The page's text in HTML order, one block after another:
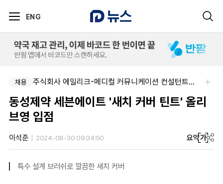
ENG
채용 주식회사 에일리크-메디컬 커뮤니케이션 컨설턴트(Associate) / 메디컬라이터 채용
동성제약 세븐에이트 '새치 커버 틴트' 올리
브영 입점
이석준 2024-08-30 09:34:50 요약가
특수 설계 브러쉬로 깔끔한 새치 커버